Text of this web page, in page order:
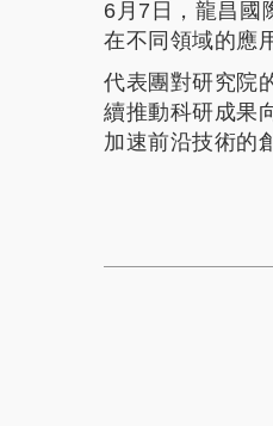
6月7日，龍昌國
在不同領域的應
代表團對研究院
續推動科研成果
加速前沿技術的